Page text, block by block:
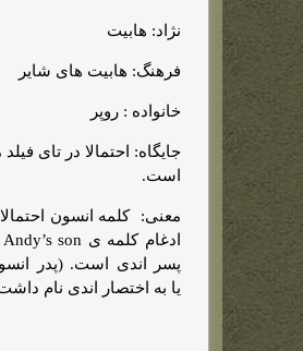
نژاد: هابیت
فرهنگ: هابیت های شایر
خانواده : روپر
جایگاه: احتمالا در تای
است.
معنی: کلمه انسون احتمالا
پسر اندی است. (پدر
یا به اختصار اندی نام